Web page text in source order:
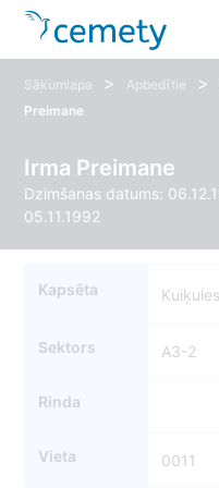
Sākumlapa > Apbedītie >
Preimane
Irma Preimane
Dzimšanas datums:
05.11.1992
Kapsēta
Sektors A3-2
Rinda
Vieta 0011